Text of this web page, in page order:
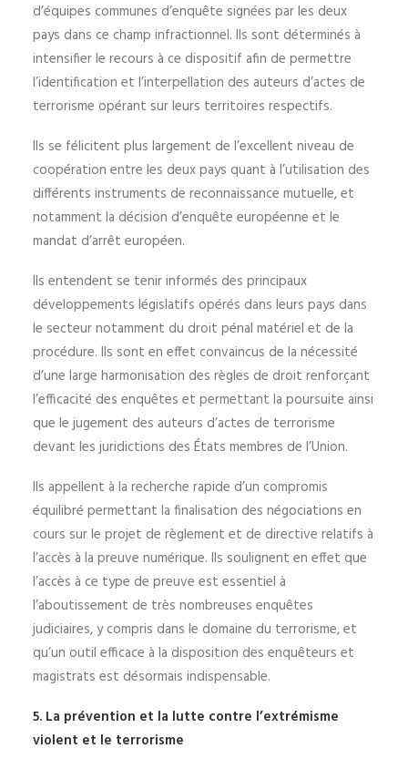
d’équipes communes d’enquête signées par les deux
pays dans ce champ infractionnel. Ils sont déterminés à
intensifier le recours à ce dispositif afin de permettre
l’identification et l’interpellation des auteurs d’actes de
terrorisme opérant sur leurs territoires respectifs.
Ils se félicitent plus largement de l’excellent niveau de
coopération entre les deux pays quant à l’utilisation des
différents instruments de reconnaissance mutuelle, et
notamment la décision d’enquête européenne et le
mandat d’arrêt européen.
Ils entendent se tenir informés des principaux
développements législatifs opérés dans leurs pays dans
le secteur notamment du droit pénal matériel et de la
procédure. Ils sont en effet convaincus de la nécessité
d’une large harmonisation des règles de droit renforçant
l’efficacité des enquêtes et permettant la poursuite ainsi
que le jugement des auteurs d’actes de terrorisme
devant les juridictions des États membres de l’Union.
Ils appellent à la recherche rapide d’un compromis
équilibré permettant la finalisation des négociations en
cours sur le projet de règlement et de directive relatifs à
l’accès à la preuve numérique. Ils soulignent en effet que
l’accès à ce type de preuve est essentiel à
l’aboutissement de très nombreuses enquêtes
judiciaires, y compris dans le domaine du terrorisme, et
qu’un outil efficace à la disposition des enquêteurs et
magistrats est désormais indispensable.
5. La prévention et la lutte contre l’extrémisme
violent et le terrorisme